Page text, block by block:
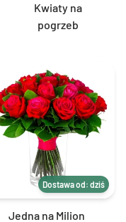
Kwiaty na
pogrzeb
Dostawa od: dziś
Jedna na Milion